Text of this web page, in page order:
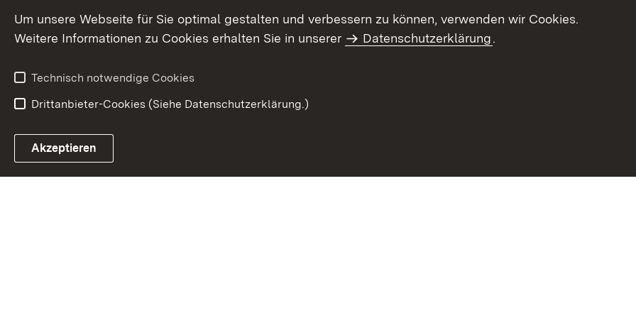
Um unsere Webseite für Sie optimal gestalten und verbessern zu können, verwenden wir Cookies.
Weitere Informationen zu Cookies erhalten Sie in unserer
Datenschutzerklärung.
Technisch notwendige Cookies
Drittanbieter-Cookies (Siehe Datenschutzerklärung.)
Akzeptieren